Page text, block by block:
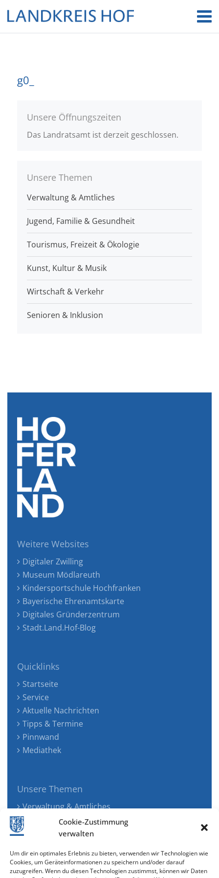
Cookie-Zustimmung
verwalten
Um dir ein optimales Erlebnis zu bieten, verwenden wir Technologien wie
Cookies, um Geräteinformationen zu speichern und/oder darauf
zuzugreifen. Wenn du diesen Technologien zustimmst, können wir Daten
g0_
Unsere Öffnungszeiten
Das Landratsamt ist derzeit geschlossen.
Unsere Themen
Verwaltung & Amtliches
Jugend, Familie & Gesundheit
Tourismus, Freizeit & Ökologie
Kunst, Kultur & Musik
Wirtschaft & Verkehr
Senioren & Inklusion
Weitere Websites
Digitaler Zwilling
Museum Mödlareuth
Kindersportschule Hochfranken
Bayerische Ehrenamtskarte
Digitales Gründerzentrum
Stadt.Land.Hof-Blog
Quicklinks
Startseite
Service
Aktuelle Nachrichten
Tipps & Termine
Pinnwand
Mediathek
Unsere Themen
Verwaltung & Amtliches
Jugend, Familie & Gesundheit
Tourismus, Freizeit & Ökologie
Wirtschaft & Verkehr
Senioren & Inklusion